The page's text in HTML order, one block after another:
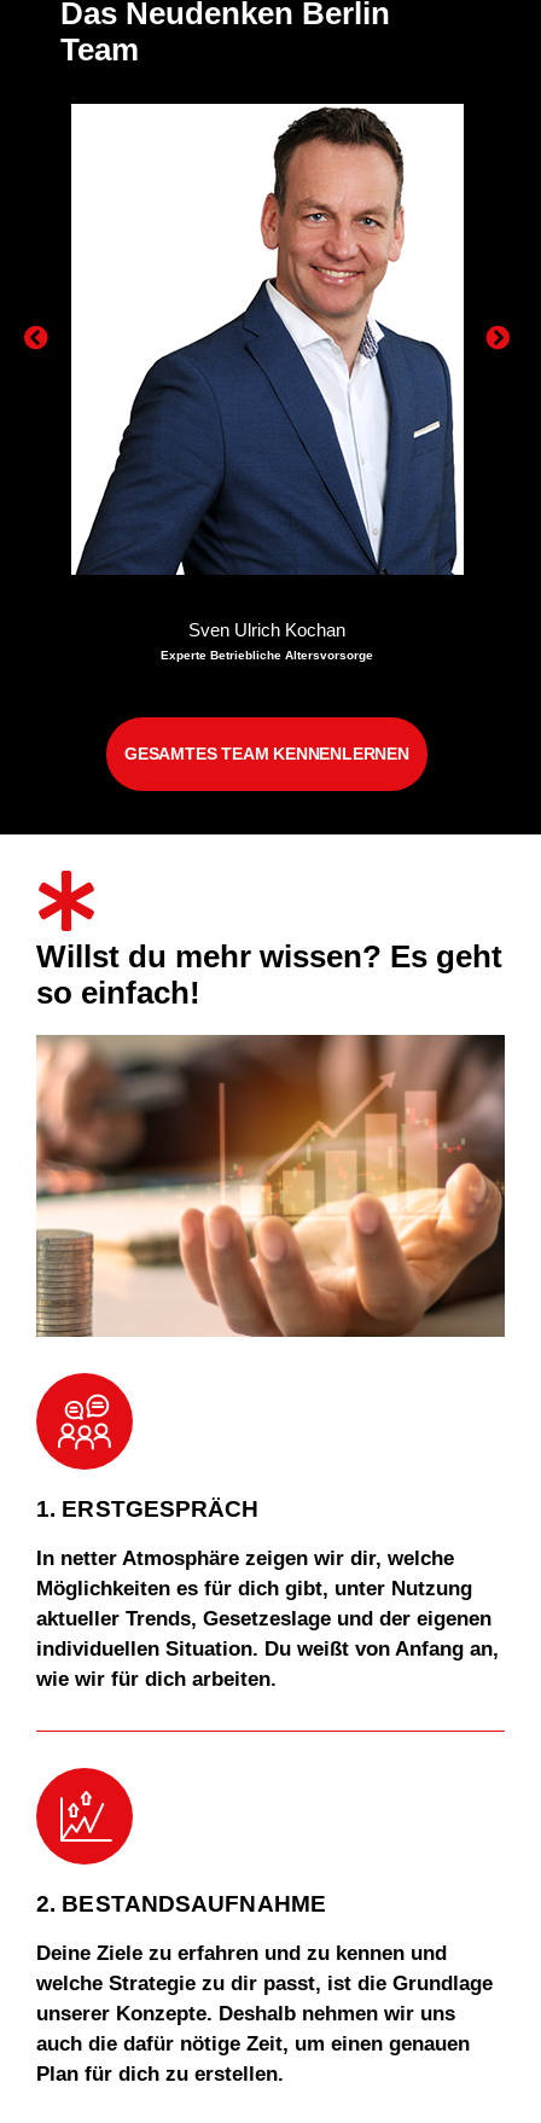
Das Neudenken Berlin
Team
Sven Ulrich Kochan
Experte Betriebliche Altersvorsorge
GESAMTES TEAM KENNENLERNEN
Willst du mehr wissen? Es geht
so einfach!
1. ERSTGESPRÄCH
In netter Atmosphäre zeigen wir dir, welche
Möglichkeiten es für dich gibt, unter Nutzung
aktueller Trends, Gesetzeslage und der eigenen
individuellen Situation. Du weißt von Anfang an,
wie wir für dich arbeiten.
2. BESTANDSAUFNAHME
Deine Ziele zu erfahren und zu kennen und
welche Strategie zu dir passt, ist die Grundlage
unserer Konzepte. Deshalb nehmen wir uns
auch die dafür nötige Zeit, um einen genauen
Plan für dich zu erstellen.